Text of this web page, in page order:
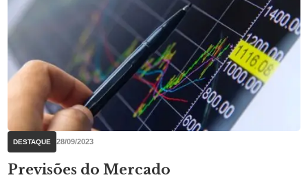
DESTAQUE 28/09/2023
Previsões do Mercado